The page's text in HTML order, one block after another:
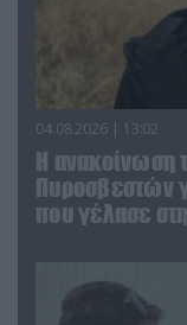
04.08.2026 | 13:02
Η ανακοίνωση
Πυροσβεστών
που γέλασε